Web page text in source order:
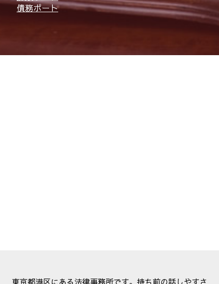
債務ポート
東京都港区にある法律事務所です。持ち前の話しやすさ